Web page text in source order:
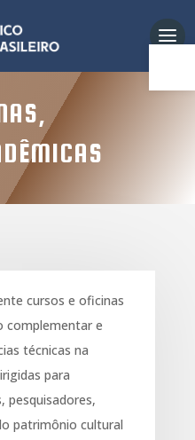
Abrir
cursos e oficinas
complementar e
técnicas na
para
pesquisadores,
patrimônio cultural